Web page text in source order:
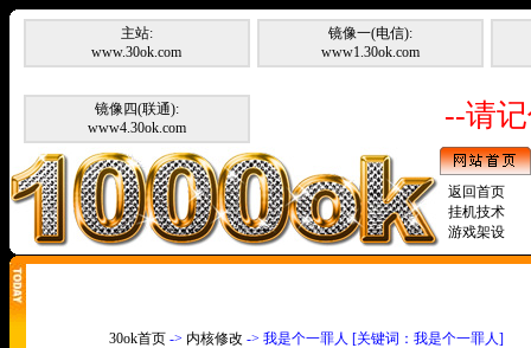
主站:
www.30ok.com
镜像一(电信):
www1.30ok.com
镜像四(联通):
www4.30ok.com
--请
返回首页
挂机技术
游戏架设
30ok首页 -> 内核修改 -> 我是个一罪人 [关键词：我是个一罪人]